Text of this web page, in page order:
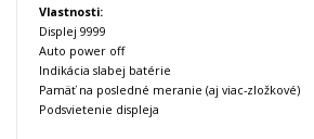
Vlastnosti:
Displej 9999
Auto power off
Indikácia slabej batérie
Pamäť na posledné meranie (aj viac-zložkové)
Podsvietenie displeja